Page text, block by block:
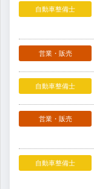
自動車整備士
営業・販売
自動車整備士
営業・販売
自動車整備士